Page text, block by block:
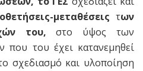
μεταθέσεις των
του, στο ύψος των
που του έχει κατανεμηθεί
σχεδιασμό και υλοποίηση